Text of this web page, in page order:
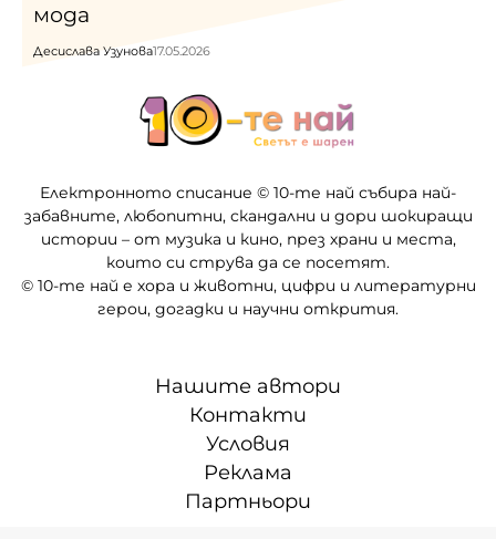
мода
Десислава Узунова17.05.2026
Електронното списание © 10-те най събира най-
забавните, любопитни, скандални и дори шокиращи
истории – от музика и кино, през храни и места,
които си струва да се посетят.
© 10-те най е хора и животни, цифри и литературни
герои, догадки и научни открития.
Нашите автори
Контакти
Условия
Реклама
Партньори